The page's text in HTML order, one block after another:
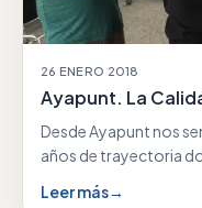
26 ENERO 2018
Ayapunt. La
Desde Ayapunt nos
años de trayectoria
Leer más→